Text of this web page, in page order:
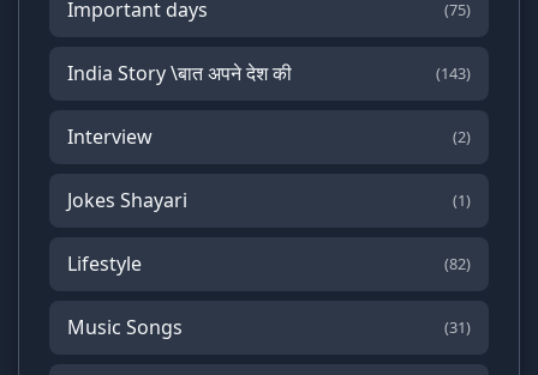
Important days (75)
India Story \बात अपने देश की (143)
Interview (2)
Jokes Shayari (1)
Lifestyle (82)
Music Songs (31)